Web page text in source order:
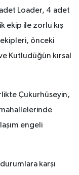
Loader, 4 adet
ekip ile zorlu kış
ekipleri, önceki
Kutludüğün kırsal
Çukurhüseyin,
engeli
karşı